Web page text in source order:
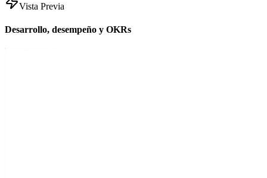
Vista Previa
Desarrollo, desempeño y OKRs